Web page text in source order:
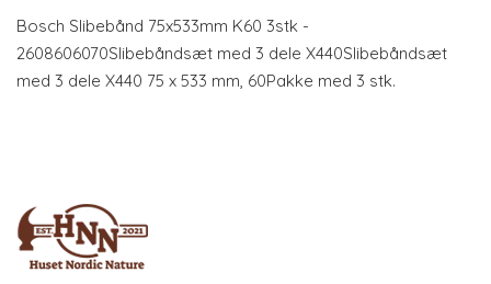
Bosch Slibebånd 75x533mm K60 3stk -
2608606070Slibebåndsæt med 3 dele X440Slibebåndsæt
med 3 dele X440 75 x 533 mm, 60Pakke med 3 stk.